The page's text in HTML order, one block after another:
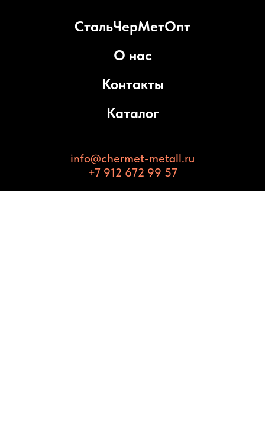
СтальЧерМетОпт
О нас
Контакты
Каталог
info@chermet-metall.ru
+7 912 672 99 57